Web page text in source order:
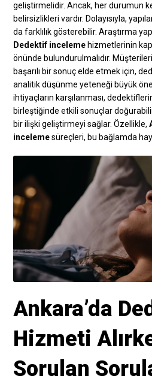
geliştirmelidir. Ancak, her durumun
belirsizlikleri vardır. Dolayısıyla,
da farklılık gösterebilir. Araştırma
Dedektif inceleme hizmetlerinin
önünde bulundurulmalıdır.
başarılı bir sonuç elde etmek için,
analitik düşünme yeteneği büyük
ihtiyaçların karşılanması,
birleştiğinde etkili sonuçlar
bir ilişki geliştirmeyi sağlar. Özellikle,
incelemesüreçleri, bu bağlamda
Ankara’da
Hizmeti
Sorulan